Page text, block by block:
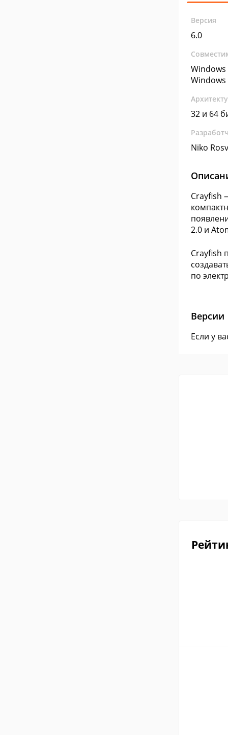
Версия
6.0
Windows
Windows
32 и 64
Niko
Crayfish
2.0 и
Crayfish
по
Версии
Если у